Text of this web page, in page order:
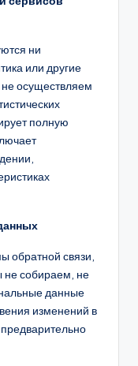
ни
или другие
осуществляем
полную
обратной связи,
не собираем, не
данные
изменений в